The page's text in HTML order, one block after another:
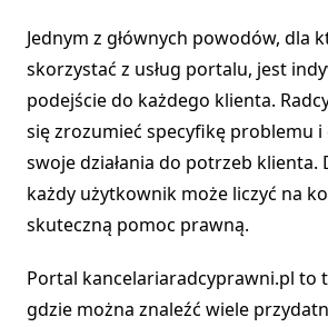
Jednym z głównych powodów, dla
skorzystać z usług portalu, jest
podejście do każdego klienta.
się zrozumieć specyfikę problemu
swoje działania do potrzeb klienta.
każdy użytkownik może liczyć na
skuteczną pomoc prawną.
Portal kancelariaradcyprawni.pl to
gdzie można znaleźć wiele